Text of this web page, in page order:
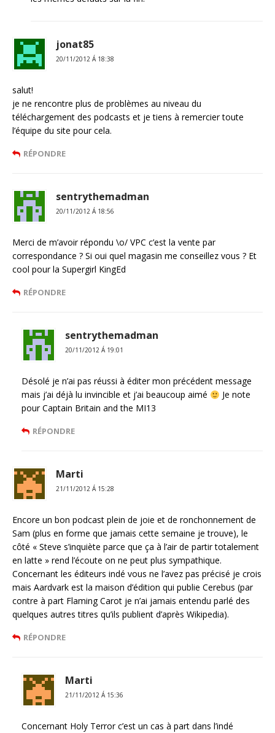
jonat85
20/11/2012 Á 18:38
salut!
je ne rencontre plus de problèmes au niveau du
téléchargement des podcasts et je tiens à remercier toute
l’équipe du site pour cela.
RÉPONDRE
sentrythemadman
20/11/2012 Á 18:56
Merci de m’avoir répondu \o/ VPC c’est la vente par
correspondance ? Si oui quel magasin me conseillez vous ? Et
cool pour la Supergirl KingEd
RÉPONDRE
sentrythemadman
20/11/2012 Á 19:01
Désolé je n’ai pas réussi à éditer mon précédent message
mais j’ai déjà lu invincible et j’ai beaucoup aimé
Je note
pour Captain Britain and the MI13
RÉPONDRE
Marti
21/11/2012 Á 15:28
Encore un bon podcast plein de joie et de ronchonnement de
Sam (plus en forme que jamais cette semaine je trouve), le
côté « Steve s’inquiète parce que ça à l’air de partir totalement
en latte » rend l’écoute on ne peut plus sympathique.
Concernant les éditeurs indé vous ne l’avez pas précisé je crois
mais Aardvark est la maison d’édition qui publie Cerebus (par
contre à part Flaming Carot je n’ai jamais entendu parlé des
quelques autres titres qu’ils publient d’après Wikipedia).
RÉPONDRE
Marti
21/11/2012 Á 15:36
Concernant Holy Terror c’est un cas à part dans l’indé